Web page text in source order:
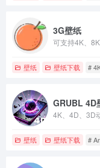
3G壁纸
可支持4K、
壁纸 壁纸下载 #
GRUBL 4D
4K、4D、3D
壁纸 壁纸下载 #